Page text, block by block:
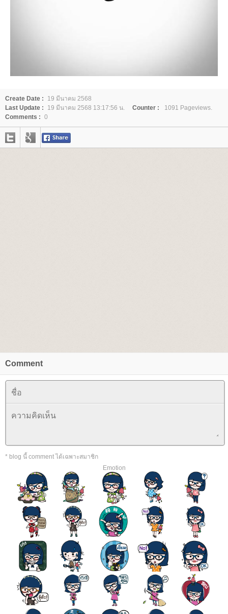
Create Date :
19 มีนาคม 2568
Last Update :
19 มีนาคม 2568 13:17:56 น. Counter :
1091 Pageviews.
Comments : 0
Comment
* blog นี้ comment ได้เฉพาะสมาชิก
Emotion